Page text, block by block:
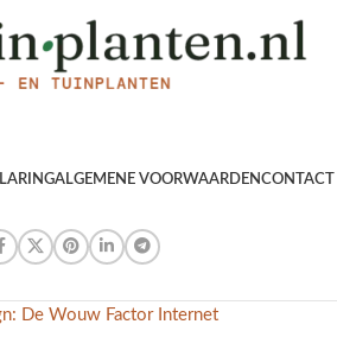
ALGEMENE VOORWAARDENCONTACT
De Wouw Factor Internet